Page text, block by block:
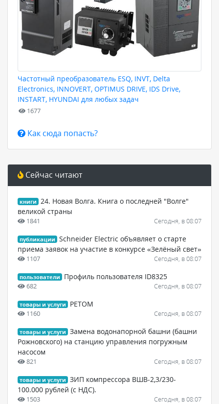
Частотный преобразователь ESQ, INVT, Delta
Electronics, INNOVERT, OPTIMUS DRIVE, IDS Drive,
INSTART, HYUNDAI для любых задач
1677
Как сюда попасть?
Сейчас читают
книги
24. Новая Волга. Книга о последней "Волге"
великой страны
1841 Сегодня, в 08:07
публикации
Schneider Electric объявляет о старте
приема заявок на участие в конкурсе «Зелёный свет»
1107 Сегодня, в 08:07
пользователи Профиль пользователя ID8325
682 Сегодня, в 08:07
товары и услуги РЕТОМ
1160 Сегодня, в 08:07
товары и услуги
Замена водонапорной башни (башни
Рожновского) на станцию управления погружным
насосом
821 Сегодня, в 08:07
товары и услуги
ЗИП компрессора ВШВ-2,3/230-
100.000 рублей (с НДС).
1503 Сегодня, в 08:07